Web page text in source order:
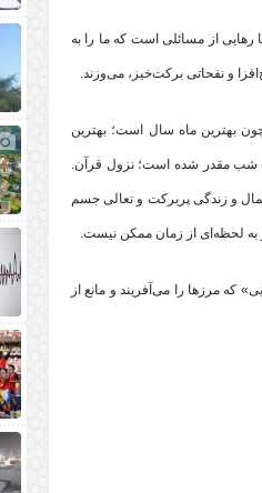
از مسائلی است که ما را به
و نفحاتی برکت‌خیز، می‌وزند.
بهترین ماه سال است؛ بهترین
شب مقدر شده است؛ نزول قرآن.
و زندگی پربرکت و تعالی جسم
به لحظه‌ای از زمان ممکن نیست.
که مرز‌ها را می‌آفریند و مانع از